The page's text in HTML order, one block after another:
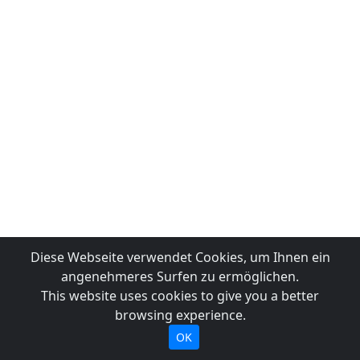
Diese Webseite verwendet Cookies, um Ihnen ein
angenehmeres Surfen zu ermöglichen.
This website uses cookies to give you a better
browsing experience.
OK